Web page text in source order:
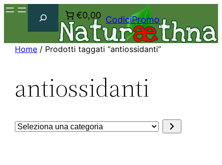
€0,00 CodiciPromo
Home / Prodotti taggati “antiossidanti”
antiossidanti
Seleziona